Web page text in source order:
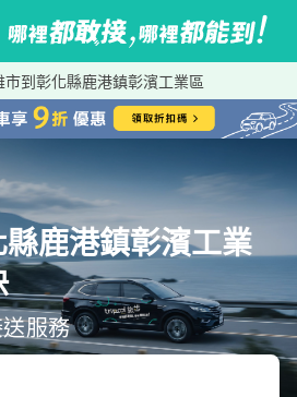
市到彰化縣鹿港鎮彰濱工業區
鹿港鎮彰濱工業
服務